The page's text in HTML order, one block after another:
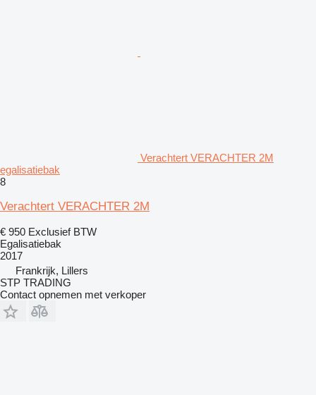
Verachtert VERACHTER 2M
egalisatiebak
8
Verachtert VERACHTER 2M
€ 950 Exclusief BTW
Egalisatiebak
2017
Frankrijk, Lillers
STP TRADING
Contact opnemen met verkoper